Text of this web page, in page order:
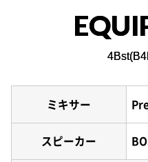
ミキサー
スピーカー